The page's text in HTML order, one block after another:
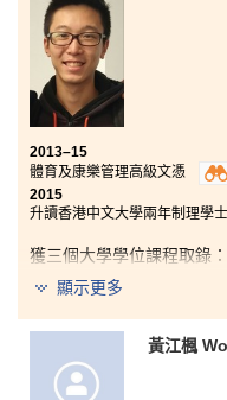
香港公開大學測試科學
兩年校園生活過去了，
習與不同的實習機會，
論繼續升學或投身社會
級文憑課程，再次得到
己的興趣和目標。
2013–15
體育及康樂管理高級文憑
2015
升讀香港中文大學兩年制理學
獲三個大學學位課程取錄：
香港中文大學兩年制理
香港大學理學士(運動及
香港浸會大學體育及康
顯示更多
黃江楓